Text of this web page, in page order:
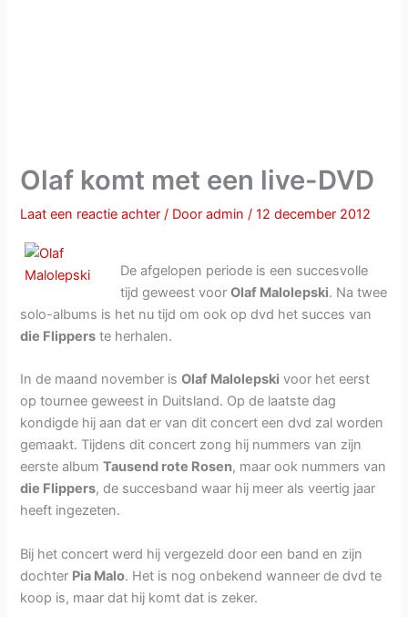
Olaf komt met een live-DVD
Laat een reactie achter / Dooradmin/12 december 2012
De afgelopen periode is een succesvolle
tijd geweest voorOlaf Malolepski. Na twee
solo-albums is het nu tijd om ook op dvd het succes van
die Flippers te herhalen.
In de maand november isOlaf Malolepski voor het eerst
op tournee geweest in Duitsland. Op de laatste dag
kondigde hij aan dat er van dit concert een dvd zal worden
gemaakt. Tijdens dit concert zong hij nummers van zijn
eerste albumTausend rote Rosen, maar ook nummers van
die Flippers, de succesband waar hij meer als veertig jaar
heeft ingezeten.
Bij het concert werd hij vergezeld door een band en zijn
dochter Pia Malo. Het is nog onbekend wanneer de dvd te
koop is, maar dat hij komt dat is zeker.